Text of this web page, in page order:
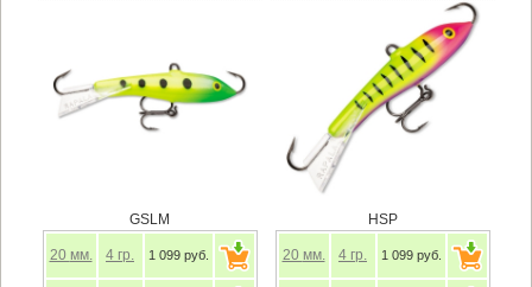
GSLM
20 мм. 4 гр. 1 099 руб.
HSP
20 мм. 4 гр. 1 099 руб.